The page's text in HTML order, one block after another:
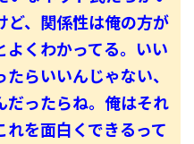
ど、関係性は俺の方が
よくわかってる。いい
らいいんじゃない、
だったらね。俺はそれ
を面白くできるって